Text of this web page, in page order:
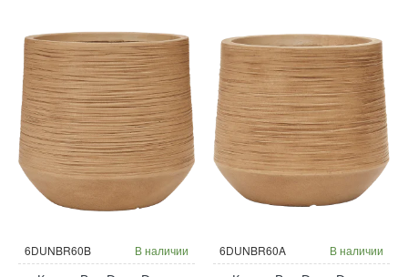
6DUNBR60B В наличии 6DUNBR60A В наличии